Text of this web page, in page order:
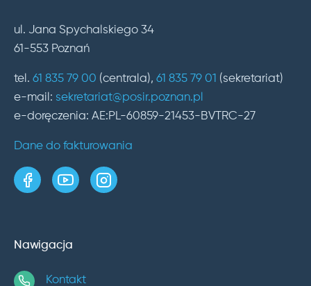
ul. Jana Spychalskiego 34
61-553 Poznań
tel. 61 835 79 00 (centrala), 61 835 79 01 (sekretariat)
e-mail: sekretariat@posir.poznan.pl
e-doręczenia: AE:PL-60859-21453-BVTRC-27
Dane do fakturowania
strona w serwisie Facebook
kanał w serwisie YouTube
profil w serwisie Instagram
Nawigacja
Kontakt